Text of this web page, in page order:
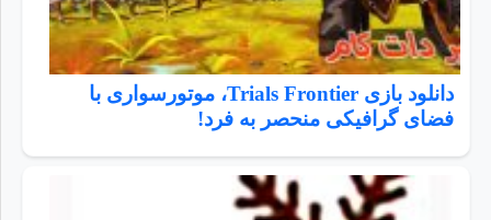
دانلود بازی Trials Frontier، موتورسواری با
فضای گرافیکی منحصر به فرد!